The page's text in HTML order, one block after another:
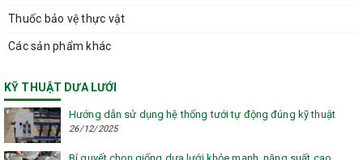
Thuốc bảo vệ thực vật
Các sản phẩm khác
KỸ THUẬT DƯA LƯỚI
Hướng dẫn sử dụng hệ thống tưới tự động đúng kỹ thuật
26/12/2025